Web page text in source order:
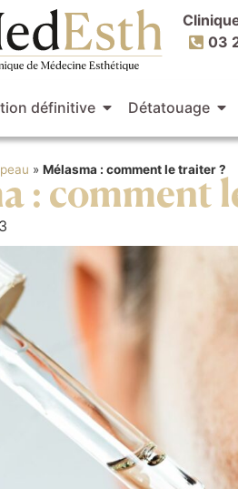
03
définitive Détatouage
» Mélasma : comment le traiter ?
: comment